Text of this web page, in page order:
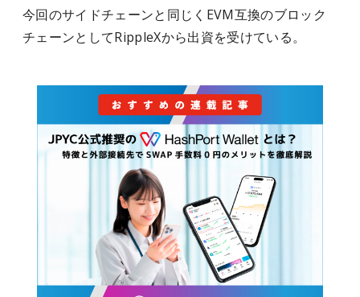
今回のサイドチェーンと同じくEVM互換のブロック
チェーンとしてRippleXから出資を受けている。